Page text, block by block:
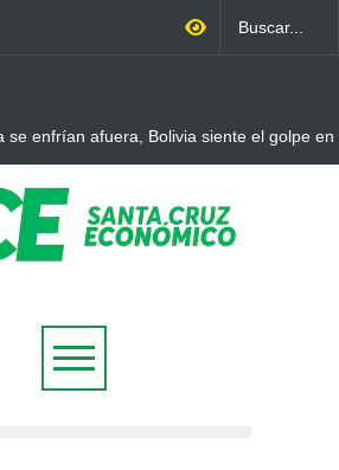
se enfrían afuera, Bolivia siente el golpe en